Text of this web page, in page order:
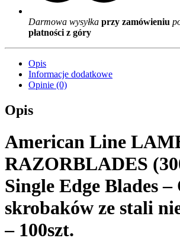
Darmowa wysyłka przy zamówieniu
płatności z góry
Opis
Informacje dodatkowe
Opinie (0)
Opis
American Line
RAZORBLADES
Single Edge Blades –
skrobaków ze stali
– 100szt.